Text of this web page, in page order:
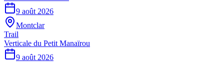
9 août 2026
Montclar
Trail
Verticale du Petit Manaïrou
9 août 2026